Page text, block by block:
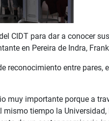
CIDT para dar a conocer
en Pereira de Indra,
reconocimiento entre
muy importante porque a
mismo tiempo la